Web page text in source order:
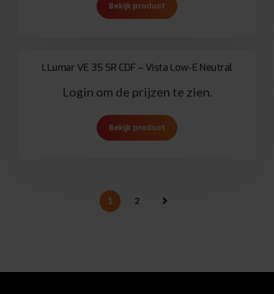
Bekijk product
LLumar VE 35 SR CDF – Vista Low-E Neutral
Login om de prijzen te zien.
Bekijk product
1 2